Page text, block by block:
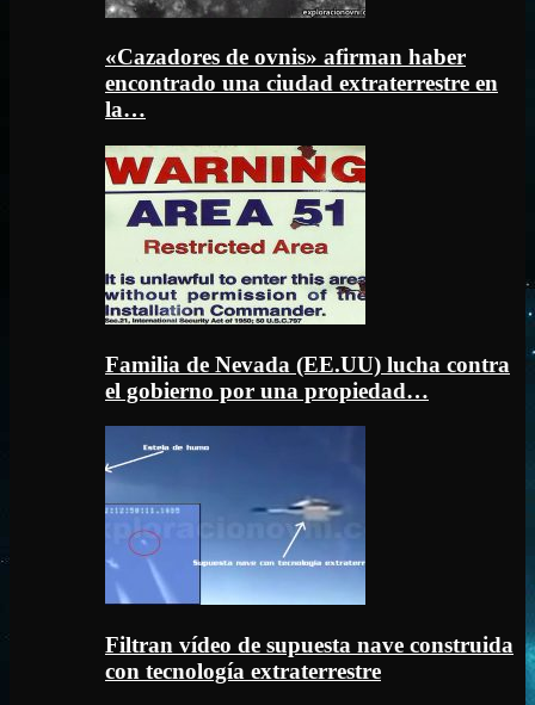
«Cazadores de ovnis» afirman haber
encontrado una ciudad extraterrestre en
la…
Familia de Nevada (EE.UU) lucha contra
el gobierno por una propiedad…
Filtran vídeo de supuesta nave construida
con tecnología extraterrestre